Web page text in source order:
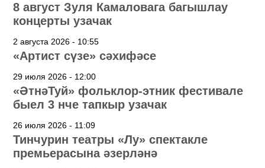
8 август Зуля Камаловага багышлау
концерты узачак
2 августа 2026 - 10:55
«Артист сүзе» сәхифәсе
29 июля 2026 - 12:00
«ӘтнәТуй» фольклор-этник фестивале
быел 3 нче тапкыр узачак
26 июля 2026 - 11:09
Тинчурин театры «Лу» спектакле
премьерасына әзерләнә